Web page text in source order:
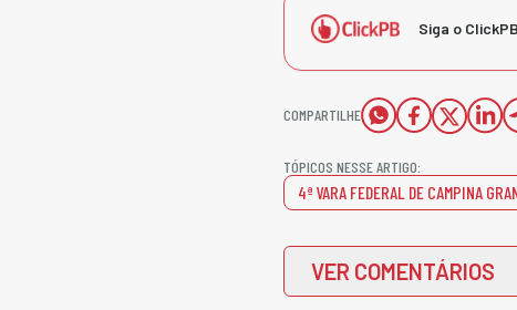
Siga o
COMPARTILHE
TÓPICOS NESSE ARTIGO:
4ª VARA FEDERAL DE CAMPINA
VER COMENTÁRIOS